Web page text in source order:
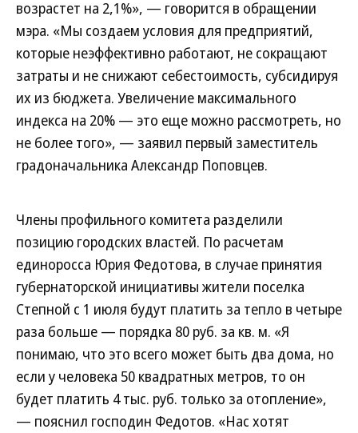
возрастет на 2,1%», — говорится в обращении
мэра. «Мы создаем условия для предприятий,
которые неэффективно работают, не сокращают
затраты и не снижают себестоимость, субсидируя
их из бюджета. Увеличение максимального
индекса на 20% — это еще можно рассмотреть, но
не более того», — заявил первый заместитель
градоначальника Александр Поповцев.
Члены профильного комитета разделили
позицию городских властей. По расчетам
единоросса Юрия Федотова, в случае принятия
губернаторской инициативы жители поселка
Степной с 1 июля будут платить за тепло в четыре
раза больше — порядка 80 руб. за кв. м. «Я
понимаю, что это всего может быть два дома, но
если у человека 50 квадратных метров, то он
будет платить 4 тыс. руб. только за отопление»,
— пояснил господин Федотов. «Нас хотят